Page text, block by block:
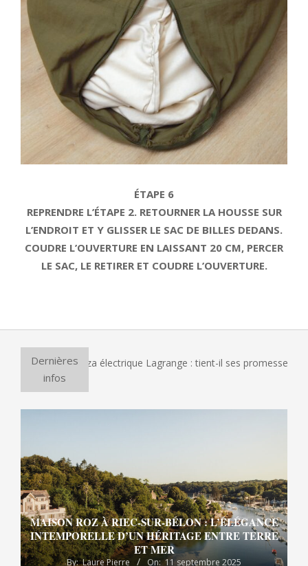
ÉTAPE 6
REPRENDRE L’ÉTAPE 2. RETOURNER LA HOUSSE SUR
L’ENDROIT ET Y GLISSER LE SAC DE BILLES DEDANS.
COUDRE L’OUVERTURE EN LAISSANT 20 CM, PERCER
LE SAC, LE RETIRER ET COUDRE L’OUVERTURE.
11-
25
Dernières
infos
le four à pizza électrique Lagrange : tient-il ses promesses ?
MAISON ROZ À RIEC-SUR-BÉLON : L’ÉLÉGANCE
INTEMPORELLE D’UN HÉRITAGE ENTRE TERRE
ET MER
By: Laure Pierre On: 11 septembre 2025